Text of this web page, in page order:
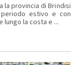
la provincia di Brindisi
estivo e con
lungo la costa e ...